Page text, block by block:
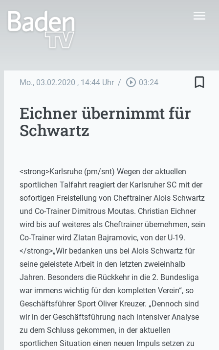
menu
Mo., 03.02.2020 , 14:44 Uhr / play_circle_outline 03:24 bookmark_border
Eichner übernimmt für
Schwartz
<strong>Karlsruhe (pm/snt) Wegen der aktuellen
sportlichen Talfahrt reagiert der Karlsruher SC mit der
sofortigen Freistellung von Cheftrainer Alois Schwartz
und Co-Trainer Dimitrous Moutas. Christian Eichner
wird bis auf weiteres als Cheftrainer übernehmen, sein
Co-Trainer wird Zlatan Bajramovic, von der U-19.
</strong>„Wir bedanken uns bei Alois Schwartz für
seine geleistete Arbeit in den letzten zweieinhalb
Jahren. Besonders die Rückkehr in die 2. Bundesliga
war immens wichtig für den kompletten Verein“, so
Geschäftsführer Sport Oliver Kreuzer. „Dennoch sind
wir in der Geschäftsführung nach intensiver Analyse
zu dem Schluss gekommen, in der aktuellen
sportlichen Situation einen neuen Impuls setzen zu